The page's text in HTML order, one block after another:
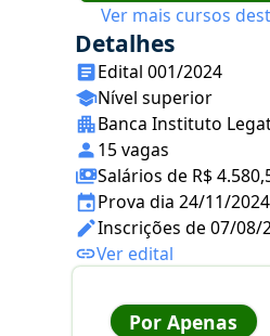
Ver mais cursos
Detalhes
Edital 001/2024
Nível superior
Banca Instituto
15 vagas
Salários de R$
Prova dia 24/11/2024
Inscrições de 07/08/
Ver edital
Por Apenas